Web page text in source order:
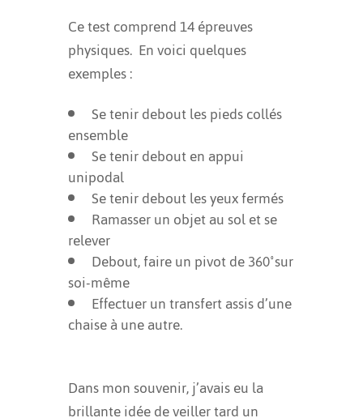
Ce test comprend 14 épreuves
physiques. En voici quelques
exemples :
Se tenir debout les pieds collés
ensemble
Se tenir debout en appui
unipodal
Se tenir debout les yeux fermés
Ramasser un objet au sol et se
relever
Debout, faire un pivot de 360˚sur
soi-même
Effectuer un transfert assis d’une
chaise à une autre.
Dans mon souvenir, j’avais eu la
brillante idée de veiller tard un